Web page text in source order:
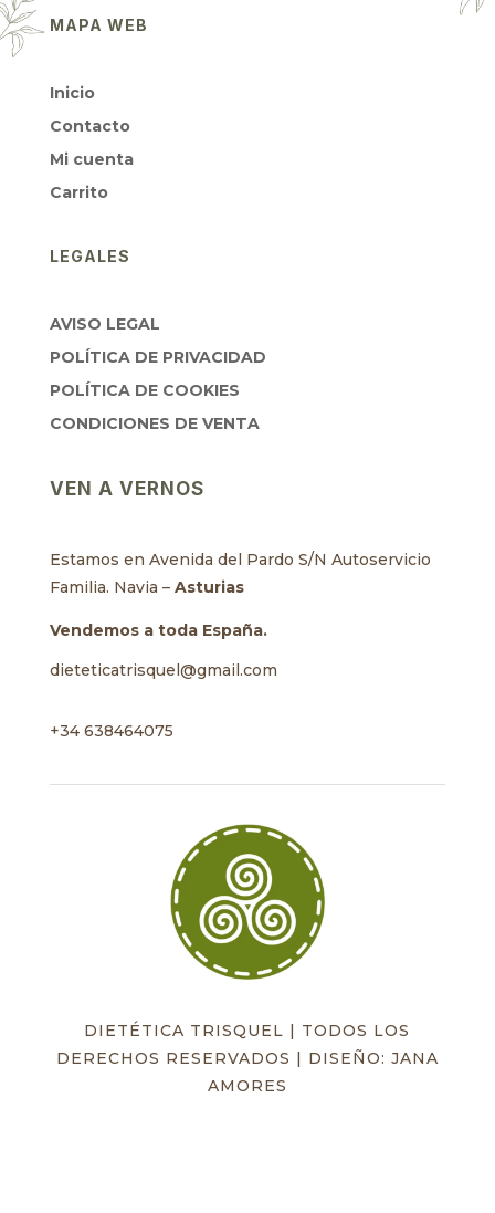
MAPA WEB
Inicio
Contacto
Mi cuenta
Carrito
LEGALES
AVISO LEGAL
POLÍTICA DE PRIVACIDAD
POLÍTICA DE COOKIES
CONDICIONES DE VENTA
VEN A VERNOS
Estamos en Avenida del Pardo S/N Autoservicio
Familia. Navia – Asturias
Vendemos a toda España.
dieteticatrisquel@gmail.com
+34 638464075
DIETÉTICA TRISQUEL | TODOS LOS
DERECHOS RESERVADOS | DISEÑO: JANA
AMORES